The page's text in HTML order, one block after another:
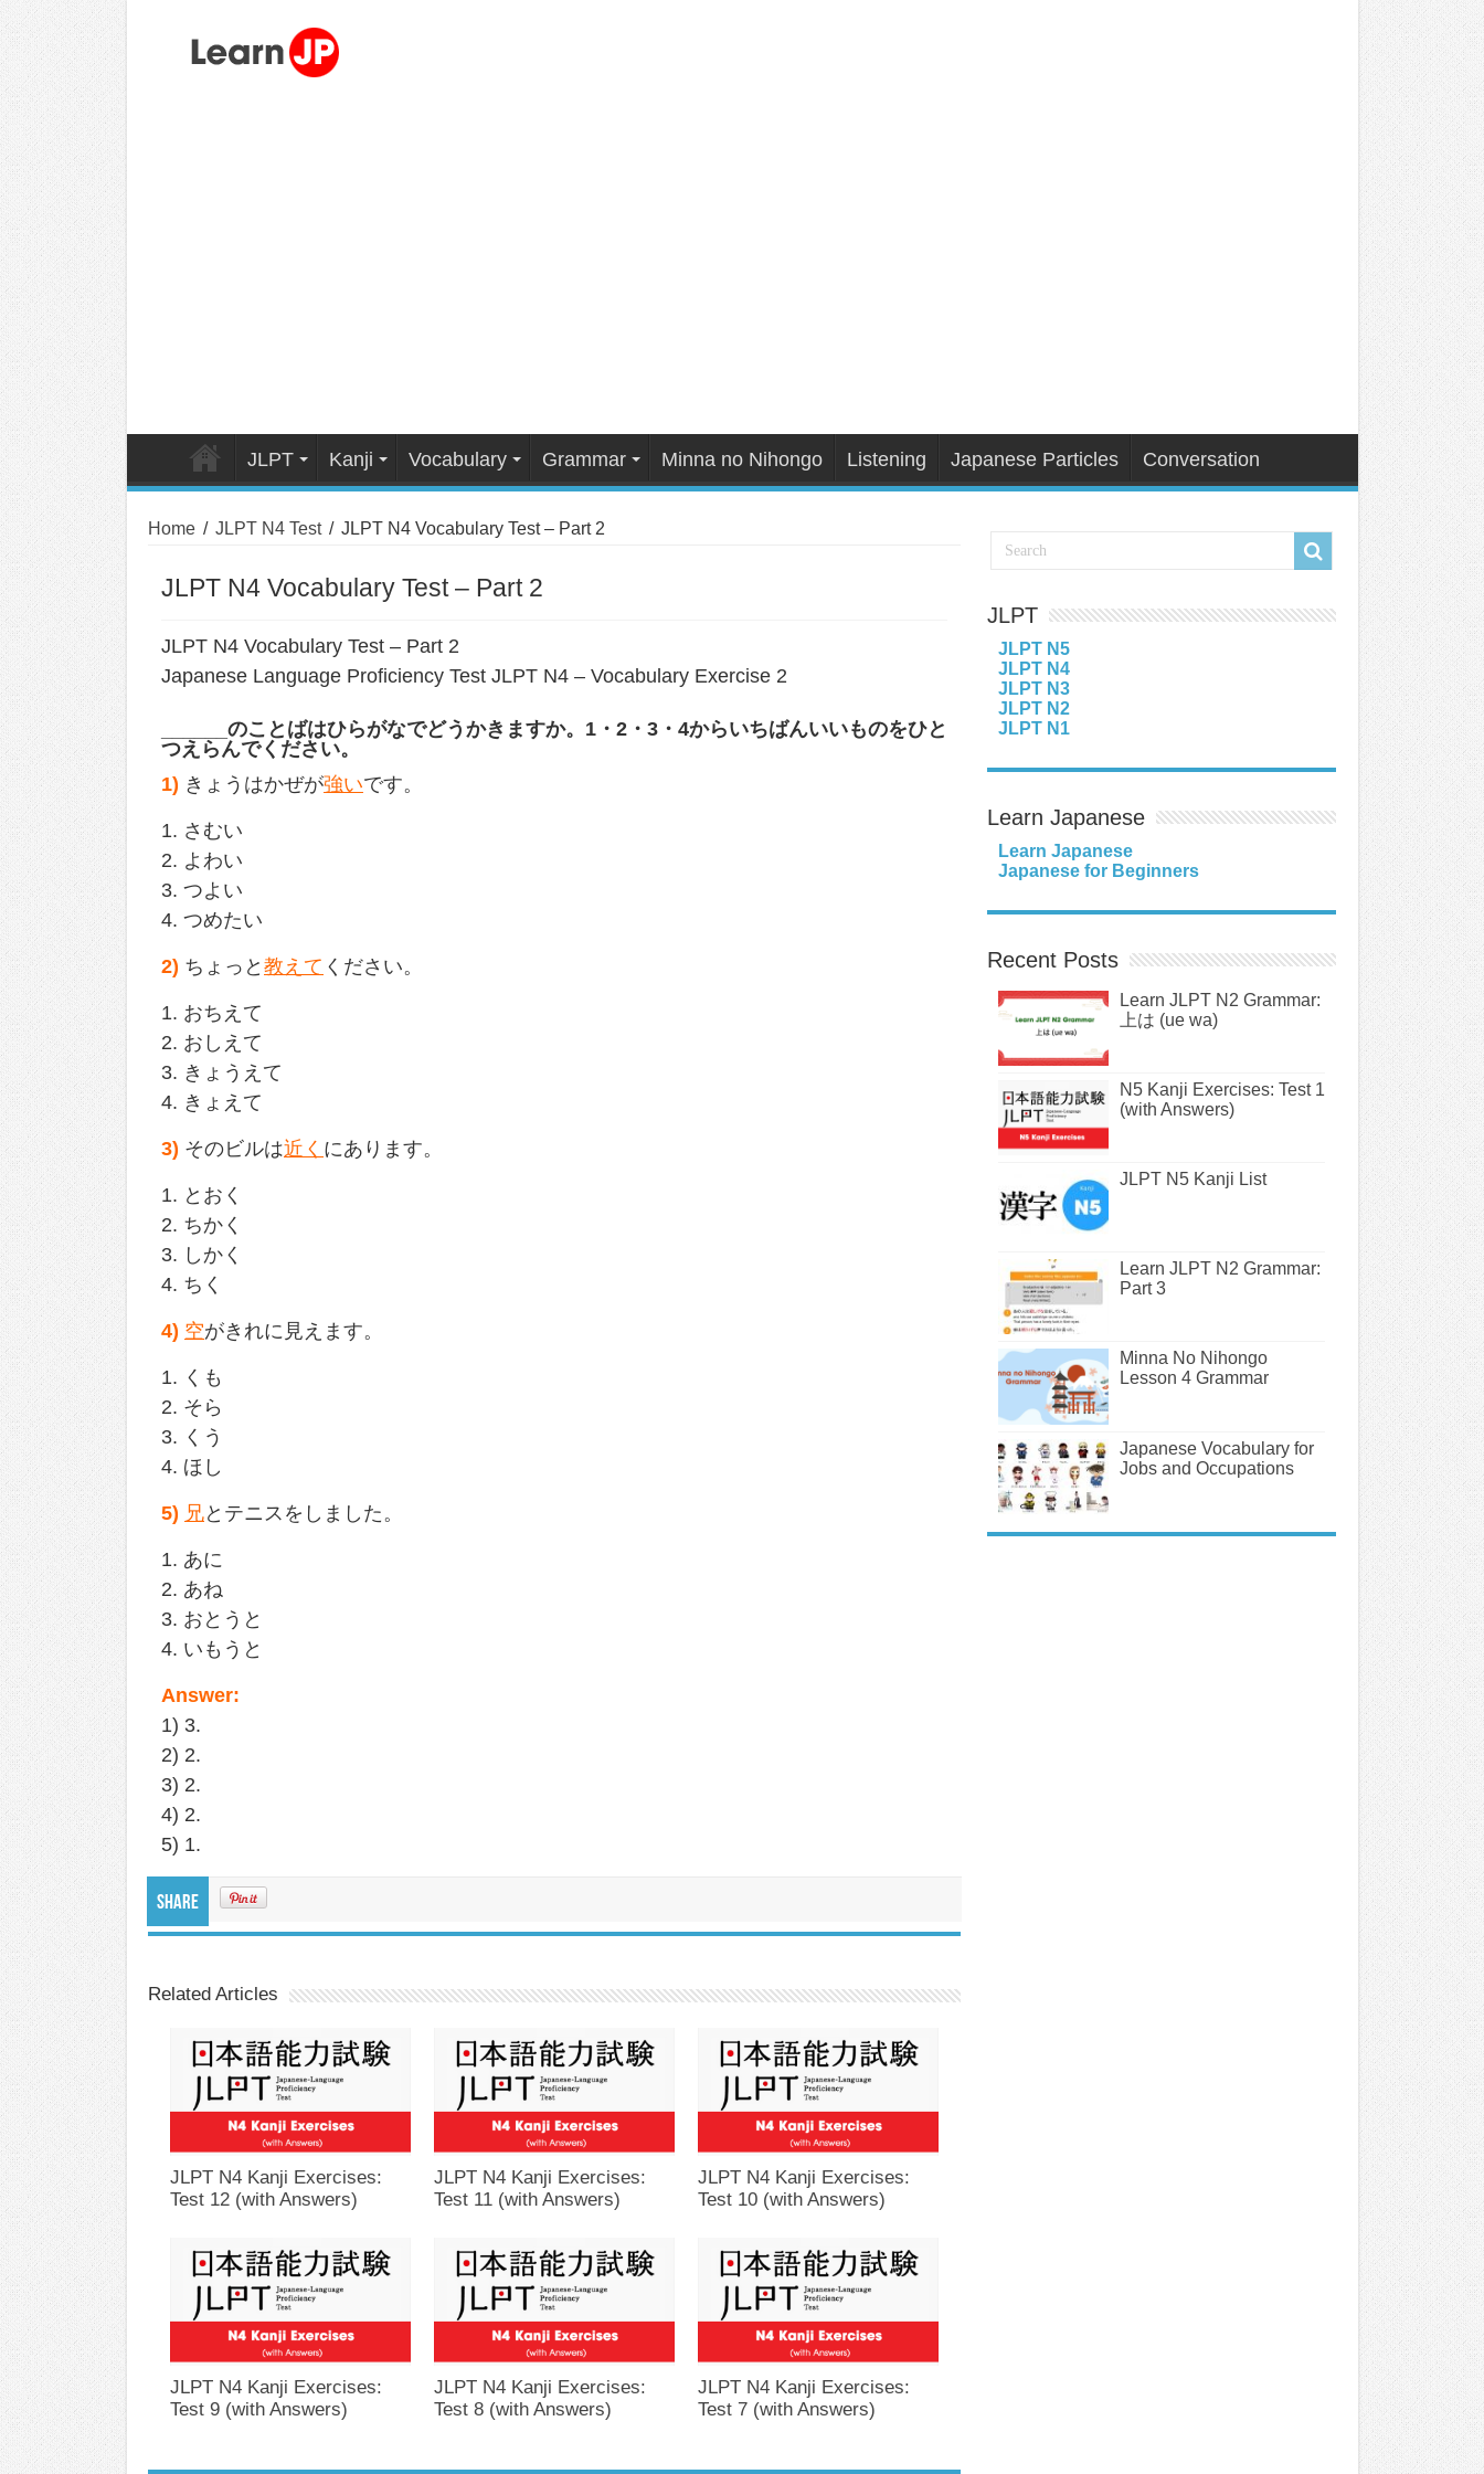
JLPT Kanji Vocabulary Grammar Minna no Nihongo Listening Japanese Particles Conversation
Home / JLPT N4 Test / JLPT N4 Vocabulary Test – Part 2
JLPT N4 Vocabulary Test – Part 2
JLPT N4 Vocabulary Test – Part 2
Japanese Language Proficiency Test JLPT N4 – Vocabulary Exercise 2
のことばはひらがなでどうかきますか。 1 ・ 2 ・ 3 ・ 4からいちばんいいものをひと
つえらんでください。
1) きょうはかぜが強いです。
1. さむい
2. よわい
3. つよい
4. つめたい
2) ちょっと 教えて ください。
1. おちえて
2. おしえて
3. きょうえて
4. きょえて
3) そのビルは近く にあります。
1. とおく
2. ちかく
3. しかく
4. ちく
4) 空がきれに見えます。
1. くも
2. そら
3. くう
4. ほし
5) 兄とテニスをしました。
1. あに
2. あね
3. おとうと
4. いもうと
Answer:
1) 3.
2) 2.
3) 2.
4) 2.
5) 1.
Share
Related Articles
JLPT N4 Kanji Exercises:
Test 12 (with Answers)
JLPT N4 Kanji Exercises:
Test 11 (with Answers)
JLPT N4 Kanji Exercises:
Test 10 (with Answers)
JLPT N4 Kanji Exercises:
Test 9 (with Answers)
JLPT N4 Kanji Exercises:
Test 8 (with Answers)
JLPT N4 Kanji Exercises:
Test 7 (with Answers)
JLPT
JLPT N5
JLPT N4
JLPT N3
JLPT N2
JLPT N1
Learn Japanese
Learn Japanese
Japanese for Beginners
Recent Posts
Learn JLPT N2 Grammar:
上は (ue wa)
N5 Kanji Exercises: Test 1
(with Answers)
JLPT N5 Kanji List
Learn JLPT N2 Grammar:
Part 3
Minna No Nihongo
Lesson 4 Grammar
Japanese Vocabulary for
Jobs and Occupations